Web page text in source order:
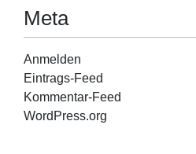
Meta
Anmelden
Eintrags-Feed
Kommentar-Feed
WordPress.org